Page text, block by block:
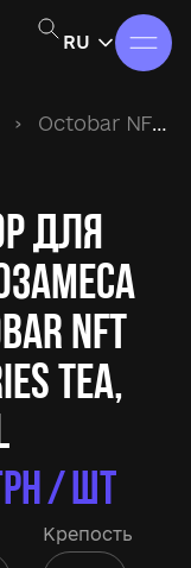
RU
› Octobar NFT
для
NFT
Tea,
/ ШТ
Крепость